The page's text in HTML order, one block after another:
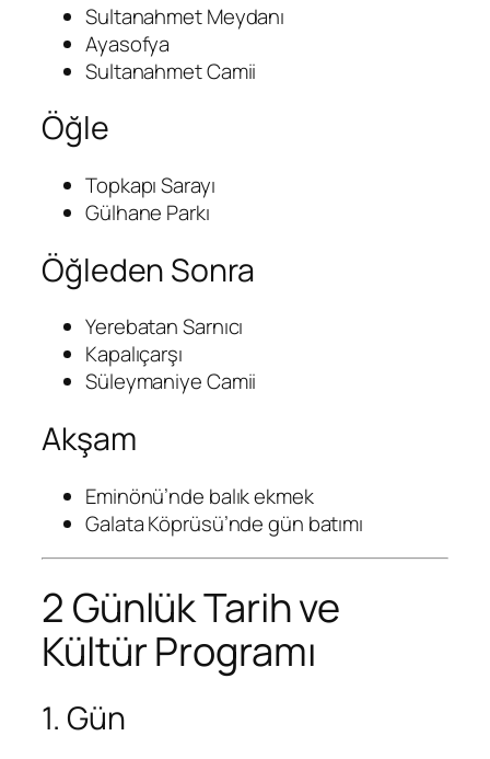
Sultanahmet Meydanı
Ayasofya
Sultanahmet Camii
Öğle
Topkapı Sarayı
Gülhane Parkı
Öğleden Sonra
Yerebatan Sarnıcı
Kapalıçarşı
Süleymaniye Camii
Akşam
Eminönü’nde balık ekmek
Galata Köprüsü’nde gün batımı
2 Günlük Tarih ve
Kültür Programı
1. Gün